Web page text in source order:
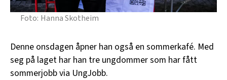
Hanna Skotheim
Denne onsdagen åpner han også en sommerkafé. Med
seg på laget har han tre ungdommer som har fått
sommerjobb via UngJobb.